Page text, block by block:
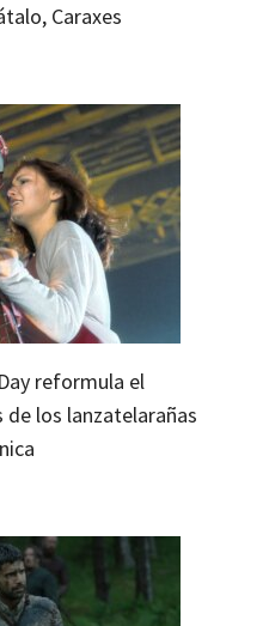
Caraxes
reformula el
de los lanzatelarañas